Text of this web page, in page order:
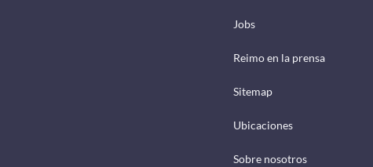
Jobs
Reimo en la prensa
Sitemap
Ubicaciones
Sobre nosotros